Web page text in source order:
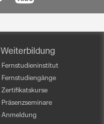
Weiterbildung
Fernstudieninstitut
Fernstudiengänge
Zertifikatskurse
Präsenzseminare
Anmeldung